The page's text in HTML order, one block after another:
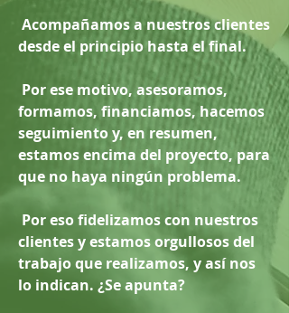
Acompañamos a nuestros clientes
desde el principio hasta el final.
Por ese motivo, asesoramos,
formamos, financiamos, hacemos
seguimiento y, en resumen,
estamos encima del proyecto, para
que no haya ningún problema.
Por eso fidelizamos con nuestros
clientes y estamos orgullosos del
trabajo que realizamos, y así nos
lo indican. ¿Se apunta?